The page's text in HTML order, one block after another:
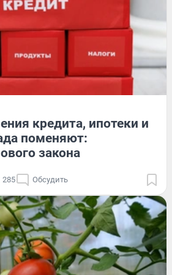
кредита, ипотеки и
поменяют:
закона
285 Обсудить